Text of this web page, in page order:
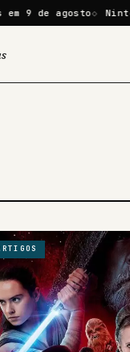
agosto Nintendo